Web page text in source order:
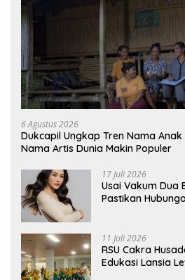
6 Agustus 2026
Dukcapil Ungkap Tren Nama
Nama Artis Dunia Makin Populer
17 Juli 2026
Usai Vakum Dua
Pastikan
11 Juli 2026
RSU Cakra
Edukasi Lansia